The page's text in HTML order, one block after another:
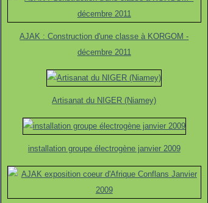
AJAK : Construction d'une classe à KORGOM -
décembre 2011
Artisanat du NIGER (Niamey)
installation groupe électrogène janvier 2009